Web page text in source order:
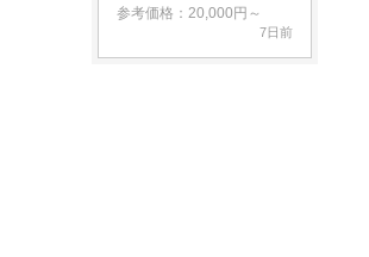
参考価格：20,000円～
7日前